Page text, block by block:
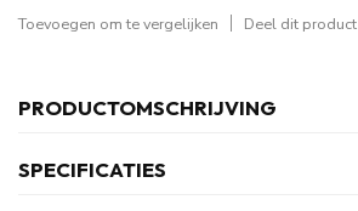
Toevoegen om te vergelijken Deel dit product
PRODUCTOMSCHRIJVING
SPECIFICATIES